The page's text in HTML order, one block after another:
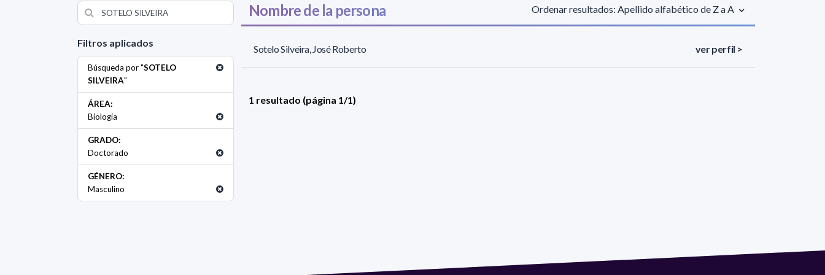
Filtros aplicados
Búsqueda por "SOTELO
SILVEIRA"
ÁREA:
Biología
GRADO:
Doctorado
GÉNERO:
Masculino
Nombre de la persona Ordenar resultados: Apellido alfabético de Z a A
Sotelo Silveira, José Roberto ver perfil >
1 resultado (página 1/1)